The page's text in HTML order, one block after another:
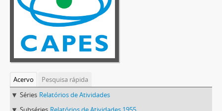
Acervo
Pesquisa rápida
Séries Relatórios de Atividades